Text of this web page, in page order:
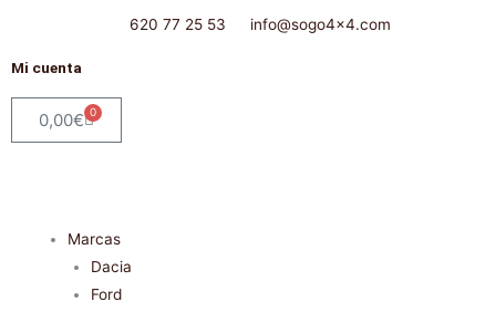
contenido
620 77 25 53 info@sogo4x4.com
Mi cuenta
0,00€ 0
Carrito
Marcas
Dacia
Ford